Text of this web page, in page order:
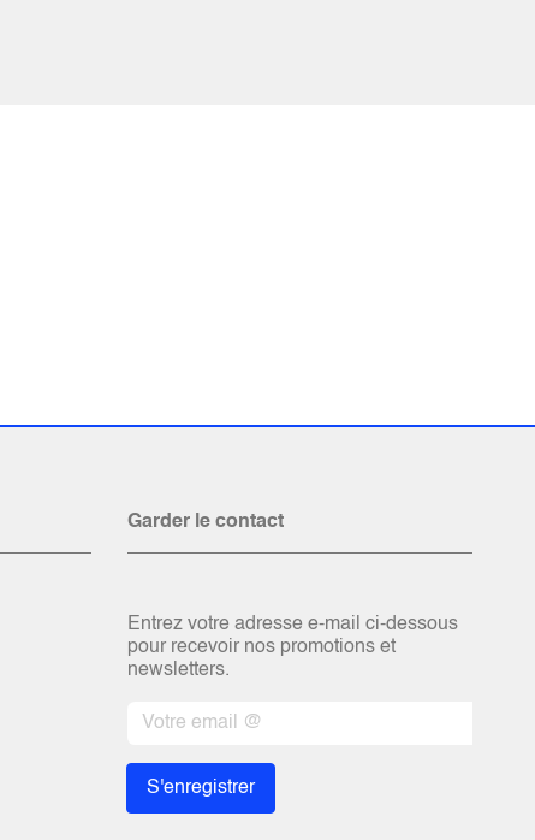
Garder le contact
Entrez votre adresse e-mail ci-dessous
pour recevoir nos promotions et
newsletters.
S'enregistrer